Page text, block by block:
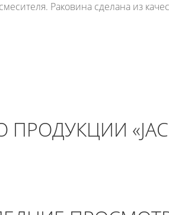
Раковина сделана из